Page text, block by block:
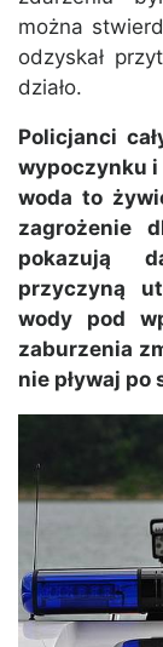
można
odzyskał
działo.
Policjanci
wypoczynku i
woda to
zagrożenie
pokazują
przyczyną
wody pod
zaburzenia
nie pływaj